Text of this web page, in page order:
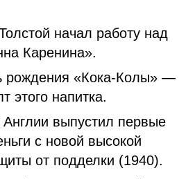
начал работу над
Каренина».
«Кока-Колы» —
этого напитка.
выпустил первые
с новой высокой
от подделки (1940).